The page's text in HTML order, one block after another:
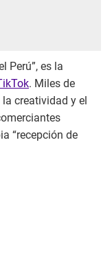
Perú”, es la
. Miles de
creatividad y el
“recepción de